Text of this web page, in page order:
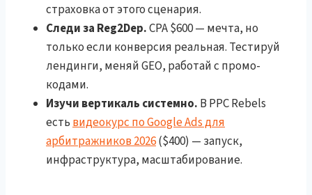
страховка от этого сценария.
Следи за Reg2Dep.CPA $600 — мечта, но
только если конверсия реальная. Тестируй
лендинги, меняй GEO, работай с промо-
кодами.
Изучи вертикаль системно. В PPC Rebels
есть видеокурс по Google Ads для
арбитражников 2026($400) — запуск,
инфраструктура, масштабирование.